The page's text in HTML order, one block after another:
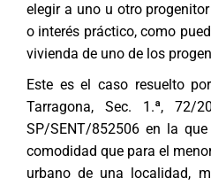
elegir a uno u otro
o interés práctico, como
vivienda de uno de los
Este es el caso resuelto
Tarragona, Sec. 1.ª, 72/
SP/SENT/852506 en la
comodidad que para el
urbano de una localidad,